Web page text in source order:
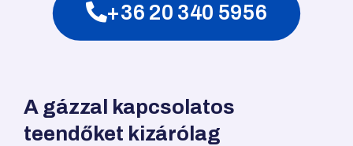
+36 20 340 5956
A gázzal kapcsolatos
teendőket kizárólag